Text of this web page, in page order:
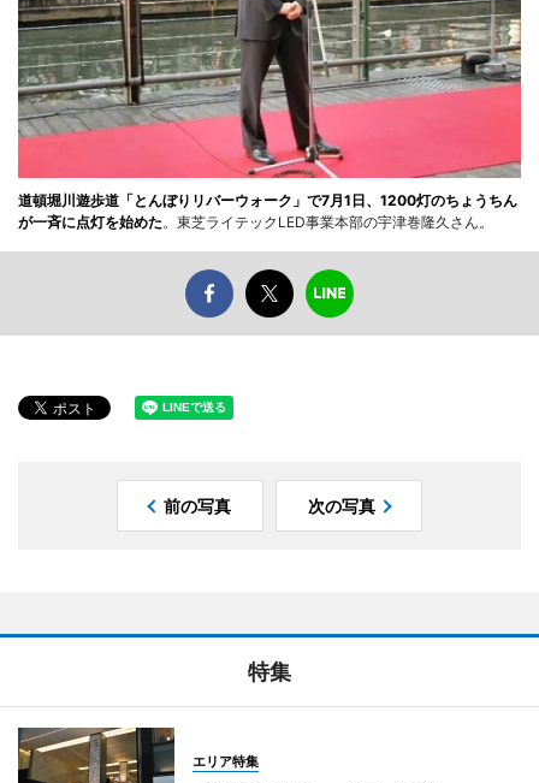
道頓堀川遊歩道「とんぼりリバーウォーク」で7月1日、1200灯のちょうちん
が一斉に点灯を始めた。東芝ライテックLED事業本部の宇津巻隆久さん。
前の写真 次の写真
特集
エリア特集